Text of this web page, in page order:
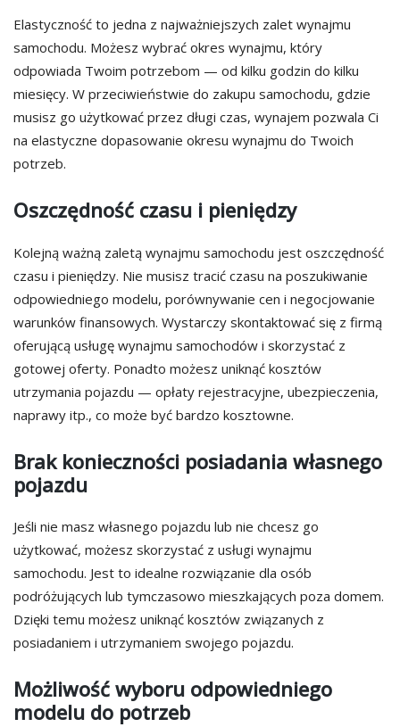
Elastyczność to jedna z najważniejszych zalet wynajmu
samochodu. Możesz wybrać okres wynajmu, który
odpowiada Twoim potrzebom — od kilku godzin do kilku
miesięcy. W przeciwieństwie do zakupu samochodu, gdzie
musisz go użytkować przez długi czas, wynajem pozwala Ci
na elastyczne dopasowanie okresu wynajmu do Twoich
potrzeb.
Oszczędność czasu i pieniędzy
Kolejną ważną zaletą wynajmu samochodu jest oszczędność
czasu i pieniędzy. Nie musisz tracić czasu na poszukiwanie
odpowiedniego modelu, porównywanie cen i negocjowanie
warunków finansowych. Wystarczy skontaktować się z firmą
oferującą usługę wynajmu samochodów i skorzystać z
gotowej oferty. Ponadto możesz uniknąć kosztów
utrzymania pojazdu — opłaty rejestracyjne, ubezpieczenia,
naprawy itp., co może być bardzo kosztowne.
Brak konieczności posiadania własnego
pojazdu
Jeśli nie masz własnego pojazdu lub nie chcesz go
użytkować, możesz skorzystać z usługi wynajmu
samochodu. Jest to idealne rozwiązanie dla osób
podróżujących lub tymczasowo mieszkających poza domem.
Dzięki temu możesz uniknąć kosztów związanych z
posiadaniem i utrzymaniem swojego pojazdu.
Możliwość wyboru odpowiedniego
modelu do potrzeb